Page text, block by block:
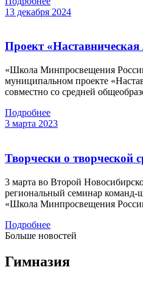
13 декабря 2024
Проект «Наставническая
«Школа Минпросвещения
муниципальном проекте
совместно со средней
Подробнее
3 марта 2023
Творчески о творческой
3 марта во Второй
региональный семинар команд-
«Школа Минпросвещения
Подробнее
Больше новостей
Гимназия